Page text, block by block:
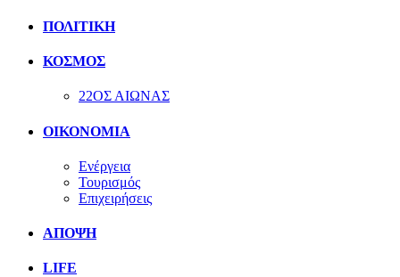
ΠΟΛΙΤΙΚΗ
ΚΟΣΜΟΣ
22ΟΣ ΑΙΩΝΑΣ
ΟΙΚΟΝΟΜΙΑ
Ενέργεια
Τουρισμός
Επιχειρήσεις
ΑΠΟΨΗ
LIFE